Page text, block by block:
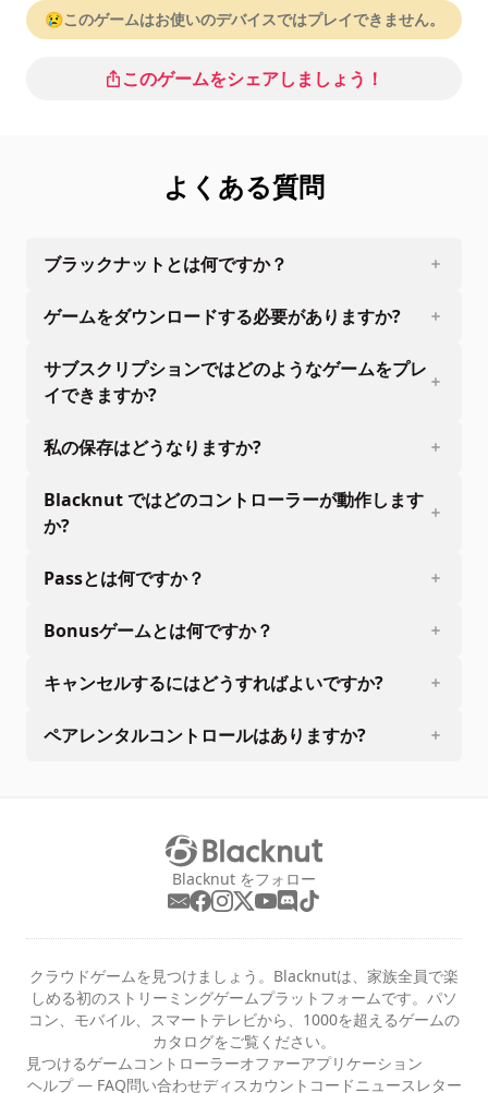
😢このゲームはお使いのデバイスではプレイできません。
このゲームをシェアしましょう！
よくある質問
ブラックナットとは何ですか？
ゲームをダウンロードする必要がありますか?
サブスクリプションではどのようなゲームをプレ
イできますか?
私の保存はどうなりますか?
Blacknut ではどのコントローラーが動作します
か?
Passとは何ですか？
Bonusゲームとは何ですか？
キャンセルするにはどうすればよいですか?
ペアレンタルコントロールはありますか?
Blacknut をフォロー
クラウドゲームを見つけましょう。Blacknutは、家族全員で楽
しめる初のストリーミングゲームプラットフォームです。パソ
コン、モバイル、スマートテレビから、1000を超えるゲームの
カタログをご覧ください。
見つけるゲーム コントローラーオファーアプリケーション
ヘルプ — FAQ問い合わせディスカウントコード ニュースレター